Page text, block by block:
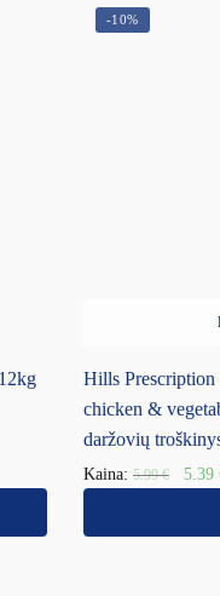
-10%
Hills
chicken &
daržovių
Kaina: 5.99€ 5.39